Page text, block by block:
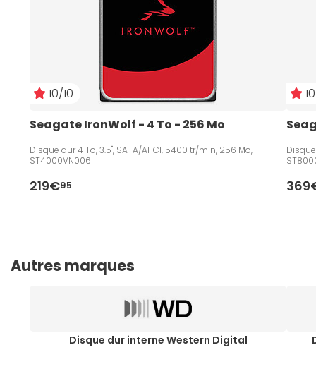
10/10
Seagate IronWolf - 4 To - 256 Mo
Disque dur 4 To, 3.5", SATA/AHCI, 5400 tr/min, 256 Mo,
ST4000VN006
219€95
Autres marques
Disque dur interne Western Digital